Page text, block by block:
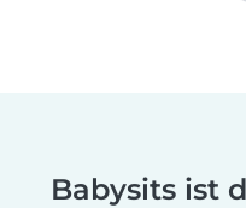
Babysits ist